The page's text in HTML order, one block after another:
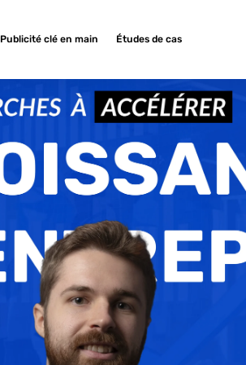
Publicité clé en main Études de cas